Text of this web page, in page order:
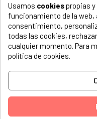
CESTA INFERIOR PARA
BRANDT, EDESA,
AMICA,
Usamos cookiespropias
funcionamiento de la web,
consentimiento,
todas las cookies,
cualquier momento. Para
política de cookies.